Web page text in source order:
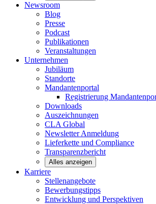
Newsroom
Blog
Presse
Podcast
Publikationen
Veranstaltungen
Unternehmen
Jubiläum
Standorte
Mandantenportal
Registrierung
Downloads
Auszeichnungen
CLA Global
NewsletterAnmeldung
Lieferkette und Compliance
Transparenzbericht
Alles anzeigen
Karriere
Stellenangebote
Bewerbungstipps
Entwicklung und Perspektiven